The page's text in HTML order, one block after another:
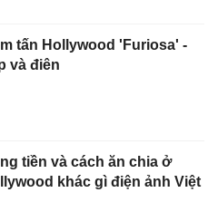
tấn Hollywood 'Furiosa' -
và điên
tiền và cách ăn chia ở
khác gì điện ảnh Việt